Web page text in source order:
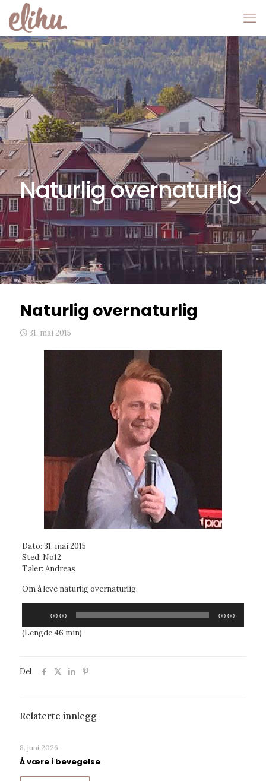
Naturlig overnaturlig
Naturlig overnaturlig
31. mai 2015
Dato: 31. mai 2015
Sted: No12
Taler: Andreas
Om å leve naturlig overnaturlig.
00:00 00:00
(Lengde 46 min)
Del
Relaterte innlegg
8. juni 2026
Å være i bevegelse